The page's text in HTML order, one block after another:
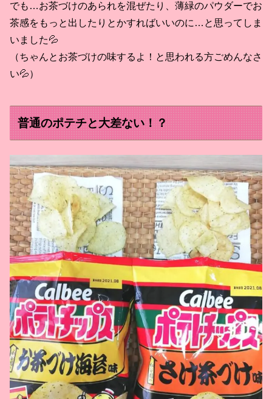
でも…お茶づけのあられを混ぜたり、薄緑のパウダーでお
茶感をもっと出したりとかすればいいのに…と思ってしま
いました💦
（ちゃんとお茶づけの味するよ！と思われる方ごめんなさ
い💦）
普通のポテチと大差ない！？